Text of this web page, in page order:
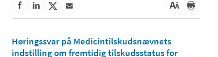
Høringssvar på Medicintilskudsnævnets
indstilling om fremtidig tilskudsstatus for